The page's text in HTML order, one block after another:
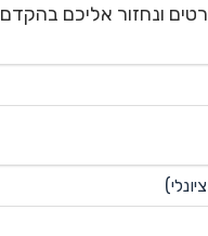
ונחזור אליכם בהקדם